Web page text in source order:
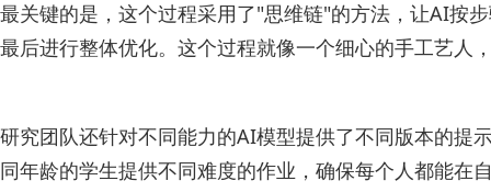
最关键的是，这个过程采用了"思维链"的方法，让AI按
最后进行整体优化。这个过程就像一个细心的手工艺人
研究团队还针对不同能力的AI模型提供了不同版本的提
同年龄的学生提供不同难度的作业，确保每个人都能在